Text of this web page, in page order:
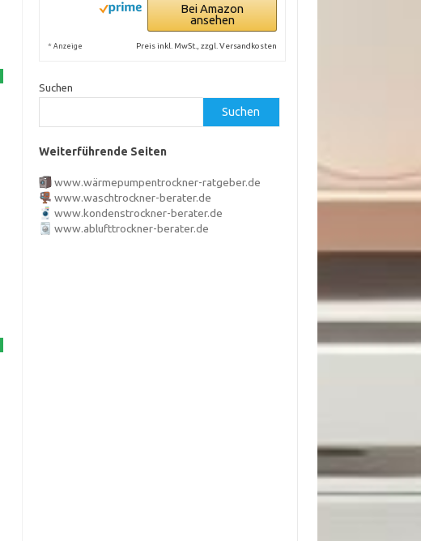
Bei Amazon
ansehen
* Anzeige Preis inkl. MwSt., zzgl. Versandkosten
Suchen
Suchen
Weiterführende Seiten
www.wärmepumpentrockner-ratgeber.de
www.waschtrockner-berater.de
www.kondenstrockner-berater.de
www.ablufttrockner-berater.de